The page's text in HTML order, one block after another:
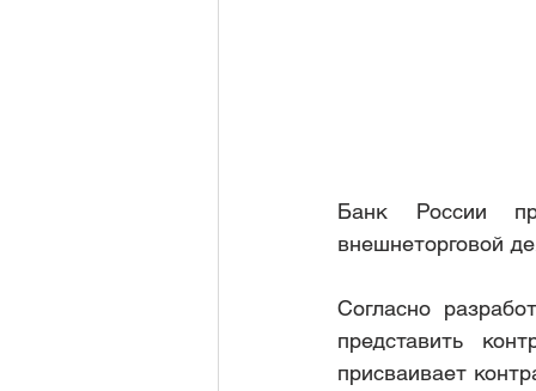
Банк России
внешнеторговой
Согласно
представить
присваивает